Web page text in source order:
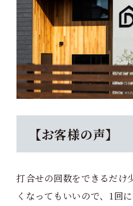
【お客様の声】
打合せの回数をできるだけ
くなってもいいので、1回